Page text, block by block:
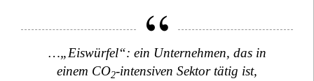
…„Eiswürfel“: ein Unternehmen, das in
einem CO2-intensiven Sektor tätig ist,